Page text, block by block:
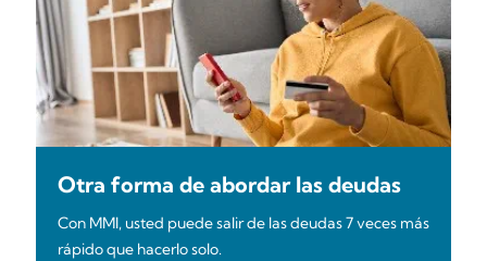
Otra forma de abordar las deudas
Con MMI, usted puede salir de las deudas 7 veces más
rápido que hacerlo solo.